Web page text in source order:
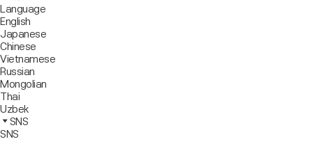
역
닫
기
트
맵
이
동
일
메
뉴
열
기
메
뉴
Language
English
Japanese
Chinese
Vietnamese
Russian
Mongolian
Thai
Uzbek
SNS
SNS